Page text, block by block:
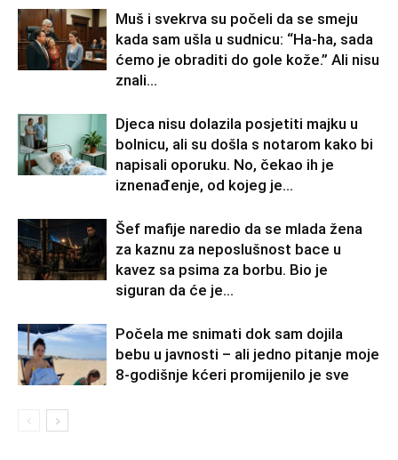
Muš i svekrva su počeli da se smeju
kada sam ušla u sudnicu: “Ha-ha, sada
ćemo je obraditi do gole kože.” Ali nisu
znali...
Djeca nisu dolazila posjetiti majku u
bolnicu, ali su došla s notarom kako bi
napisali oporuku. No, čekao ih je
iznenađenje, od kojeg je...
Šef mafije naredio da se mlada žena
za kaznu za neposlušnost bace u
kavez sa psima za borbu. Bio je
siguran da će je...
Počela me snimati dok sam dojila
bebu u javnosti – ali jedno pitanje moje
8-godišnje kćeri promijenilo je sve